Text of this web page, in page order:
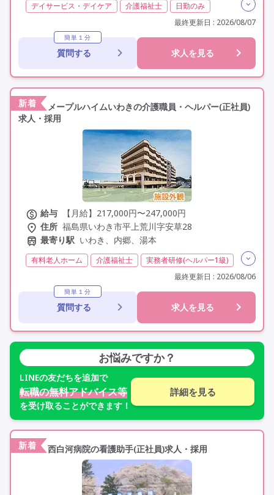
デイサービス・デイケア 介護福祉士
日勤のみ
残業ほぼなし
常勤
社会保険完備
交通費支給
年間休日110日以上
学歴不問
定年60歳以上 定年65歳以上 車通勤可
最終更新日 : 2026/08/07
簡単１分
質問する 求人を見る
新着
メープルハイムいわきの介護職員・ヘルパー(正社員)
求人・採用
給与
【月給】217,000円〜247,000円
住所 福島県いわき市平上荒川字安草28
最寄り駅 いわき、内郷、湯本
有料老人ホーム 介護福祉士
実務者研修(ヘルパー1級)
残業月20時間以内
残業ほぼなし
常勤 社会保険完備
交通費支給
年間休日110日以上
学歴不問
未経験歓迎
車通勤可
最終更新日 : 2026/08/06
簡単１分
質問する 求人を見る
お悩みですか？
LINEの友だちを追加で
転職の無料アドバイス等
を受け取ることができます！
詳細を見る
新着 西白河病院の看護助手(正社員)求人・採用